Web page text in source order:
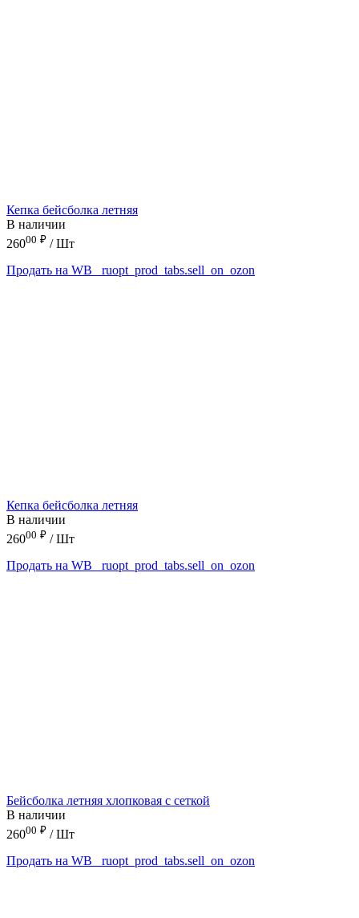
Кепка бейсболка летняя
В наличии
26000 ₽ / Шт
Продать на WB
_ruopt_prod_tabs.sell_on_ozon
Кепка бейсболка летняя
В наличии
26000 ₽ / Шт
Продать на WB
_ruopt_prod_tabs.sell_on_ozon
Бейсболка летняя хлопковая с сеткой
В наличии
26000 ₽ / Шт
Продать на WB
_ruopt_prod_tabs.sell_on_ozon